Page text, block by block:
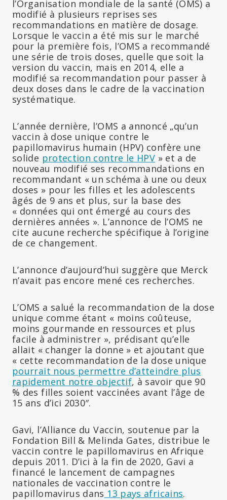
l’Organisation mondiale de la santé (OMS) a
modifié à plusieurs reprises ses
recommandations en matière de dosage.
Lorsque le vaccin a été mis sur le marché
pour la première fois, l’OMS a recommandé
une série de trois doses, quelle que soit la
version du vaccin, mais en 2014, elle a
modifié sa recommandation pour passer à
deux doses dans le cadre de la vaccination
systématique.
L’année dernière, l’OMS a annoncé „qu’un
vaccin à dose unique contre le
papillomavirus humain (HPV) confère une
solide protection contre le HPV » et a de
nouveau modifié ses recommandations en
recommandant « un schéma à une ou deux
doses » pour les filles et les adolescents
âgés de 9 ans et plus, sur la base des
« données qui ont émergé au cours des
dernières années ». L’annonce de l’OMS ne
cite aucune recherche spécifique à l’origine
de ce changement.
L’annonce d’aujourd’hui suggère que Merck
n’avait pas encore mené ces recherches.
L’OMS a salué la recommandation de la dose
unique comme étant « moins coûteuse,
moins gourmande en ressources et plus
facile à administrer », prédisant qu’elle
allait « changer la donne » et ajoutant que
« cette recommandation de la dose unique
pourrait nous permettre d’atteindre plus
rapidement notre objectif, à savoir que 90
% des filles soient vaccinées avant l’âge de
15 ans d’ici 2030″.
Gavi, l’Alliance du Vaccin, soutenue par la
Fondation Bill & Melinda Gates, distribue le
vaccin contre le papillomavirus en Afrique
depuis 2011. D’ici à la fin de 2020, Gavi a
financé le lancement de campagnes
nationales de vaccination contre le
papillomavirus dans 13 pays africains.